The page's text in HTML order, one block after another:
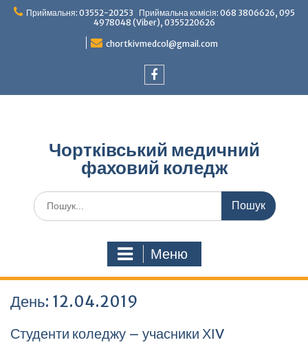
ПерейтиПриймальня: 03552-20253 Приймальна комісія: 068 3806626, 095
4978048 (Viber), 0355220626
chortkivmedcol@gmail.com
Чортківський медичний
фаховий коледж
Шукати:
Меню
День: 12.04.2019
Студенти коледжу – учасники ХІV